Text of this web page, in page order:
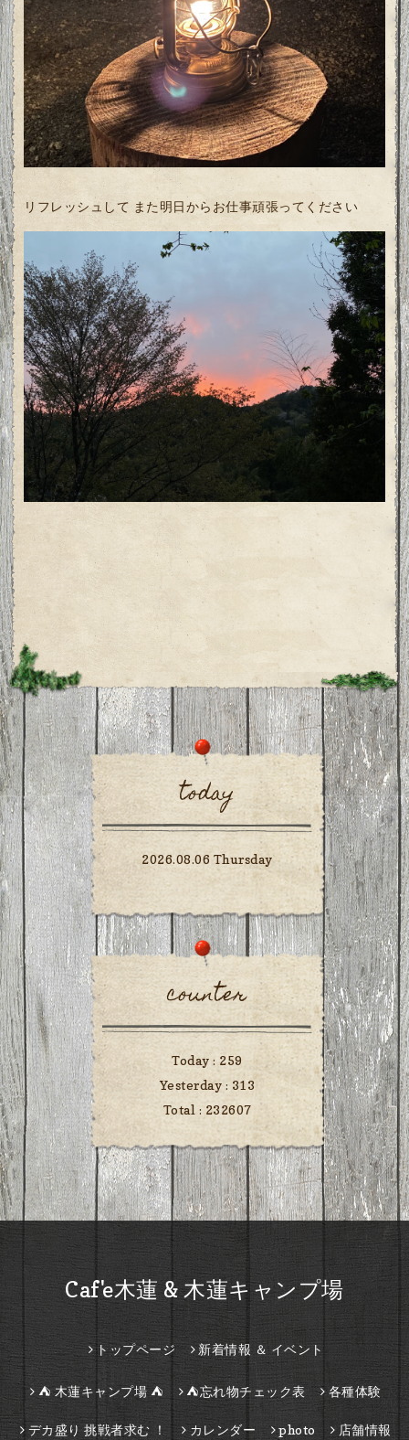
リフレッシュして また明日からお仕事頑張ってください
today
2026.08.06 Thursday
counter
Today : 259
Yesterday : 313
Total : 232607
Caf'e木蓮 & 木蓮キャンプ場
トップページ 新着情報 ＆ イベント
⛺ 木蓮キャンプ場 ⛺ ⛺忘れ物チェック表 各種体験
デカ盛り 挑戦者求む ！ カレンダー photo 店舗情報